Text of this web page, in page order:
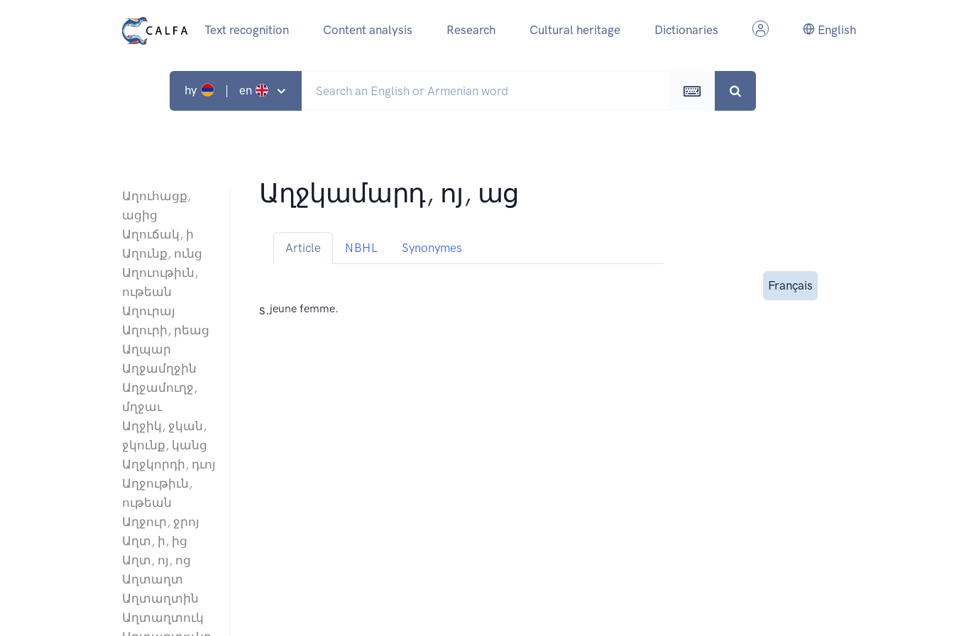
Text recognition Content analysis Research Cultural heritage Dictionaries English
hy | en
Աղուհացք,
ացից
Աղուճակ, ի
Աղունք, ունց
Աղուութիւն,
ութեան
Աղուրայ
Աղուրի, րեաց
Աղպար
Աղջամղջին
Աղջամուղջ,
մղջաւ
Աղջիկ, ջկան,
ջկունք, կանց
Աղջկորդի, դւոյ
Աղջութիւն,
ութեան
Աղջուր, ջրոյ
Աղտ, ի, ից
Աղտ, ոյ, ոց
Աղտաղտ
Աղտաղտին
Աղտաղտուկ
Աղջկամարդ, ոյ, աց
Article NBHL Synonymes
Français
s.jeune femme.